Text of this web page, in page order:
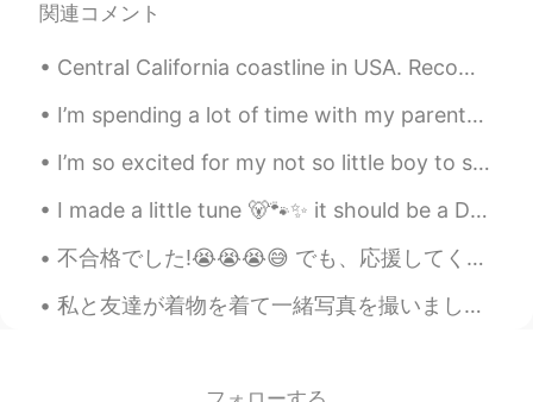
関連コメント
Central California coastline in USA. Recommend a road trip on Highway 1. Drive SF to LA if you wa...
I’m spending a lot of time with my parents at the moment as I only have one month left. On Frida...
I’m so excited for my not so little boy to start preschool tomorrow. Went and got some new clothe...
I made a little tune 🐻🐾✨ it should be a D augmented with the raised 5th on the base note (A strin...
不合格でした!😭😭😭😅 でも、応援してくれてありがとうございます! リスニングは合格と文法と読むは合格ですけど、合計は低いすぎたから、１４もっと点数は合格すること必要した。 ７月はまた試します!...
私と友達が着物を着て一緒写真を撮いました💕。 優しいお姉さんが私と友達なってくれました。彼女はモデル、だから私も着物を着ていました。お姉さが日本のことを一切教えてくれて。相変わらず、友達会いたい...